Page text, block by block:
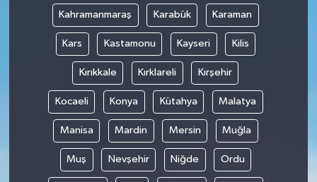
Kahramanmaraş Karabük Karaman
Kars Kastamonu Kayseri Kilis
Kırıkkale Kırklareli Kırşehir
Kocaeli Konya Kütahya Malatya
Manisa Mardin Mersin Muğla
Muş Nevşehir Niğde Ordu